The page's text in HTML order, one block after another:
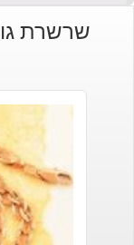
המקורי
היה:
הנוכחי
הוא:שרשרת